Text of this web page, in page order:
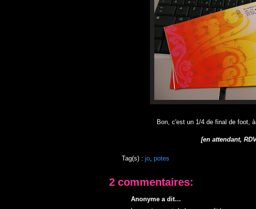
Bon, c'est un 1/4 de final de foot,
[en attendant,
Tag(s) : jo potes
2 commentaires:
Anonyme a dit…